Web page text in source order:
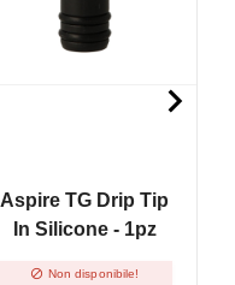
Aspire TG Drip Tip
In Silicone - 1pz
 Non disponibile!
